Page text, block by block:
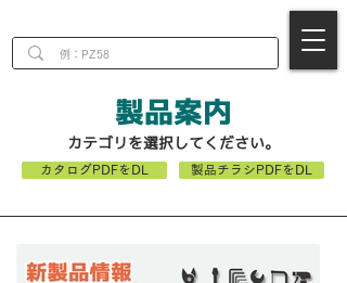
製品案内
​カテゴリを選択してください。
カタログPDFをDL 製品チラシPDFをDL